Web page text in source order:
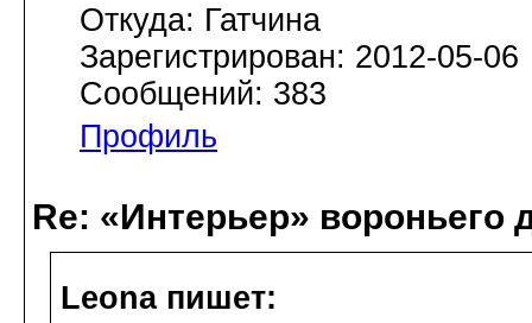
Откуда: Гатчина
Зарегистрирован: 2012-05-06
Сообщений: 383
Профиль
Re: «Интерьер» вороньего
Leona пишет: